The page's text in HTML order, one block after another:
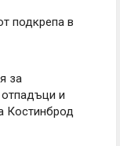
подкрепа в
за
отпадъци и
Костинброд